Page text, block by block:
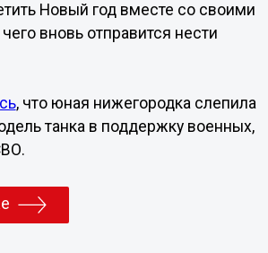
Новый год вместе со своими
вновь отправится нести
, что юная нижегородка слепила
танка в поддержку военных,